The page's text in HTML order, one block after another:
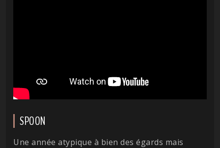
SPOON
Une année atypique à bien des égards mais